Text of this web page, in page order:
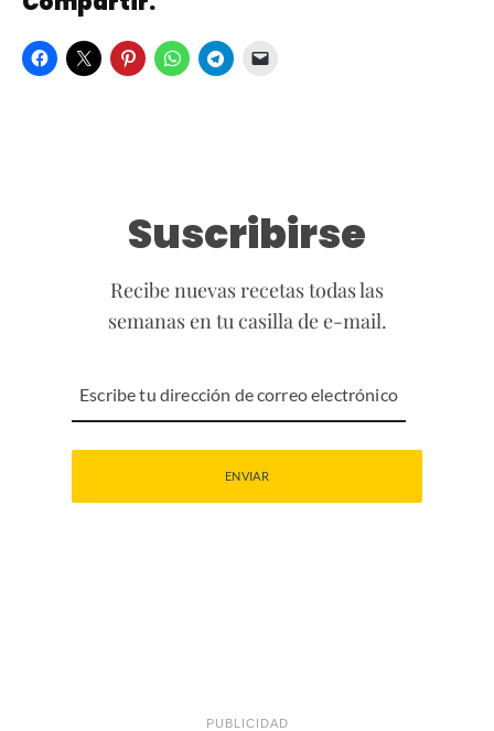
Suscribirse
Recibe nuevas recetas todas las
semanas en tu casilla de e-mail.
PUBLICIDAD